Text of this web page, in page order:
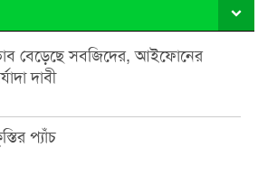
বেড়েছে সবজিদের, আইফোনের
দাবী
প্যাঁচ